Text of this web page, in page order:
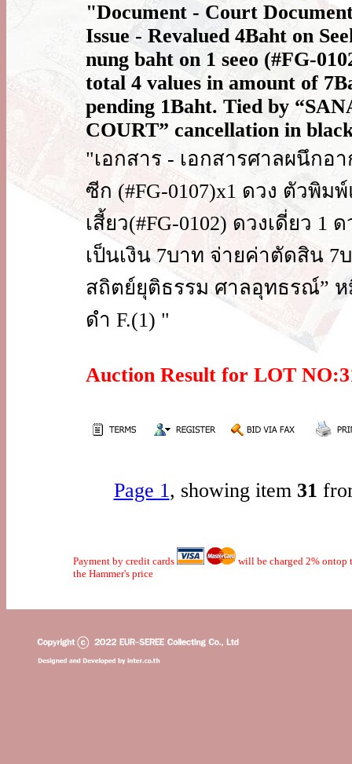
"Document - Court
Issue - Revalued 4Baht on
nung baht on 1 seeo (#FG-
total 4 values in amount of
pending 1Baht. Tied by
COURT” cancellation in
"เอกสาร - เอกสารศาลผนึกอ
ซีก (#FG-0107)x1 ดวง ตัวพิ
เสี้ยว(#FG-0102) ดวงเดี่ยว
เป็นเงิน 7บาท จ่ายค่าตัดสิน
สถิตย์ยุติธรรม ศาลอุทธรณ์”
ดำ F.(1) "
Auction Result for LOT
Page 1, showing item 31
Payment by credit cards
will be charged 2% ontop
the Hammer's price